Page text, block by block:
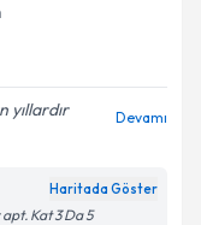
yıllardır
Devamı
Haritada Göster
Kat 3 Da 5